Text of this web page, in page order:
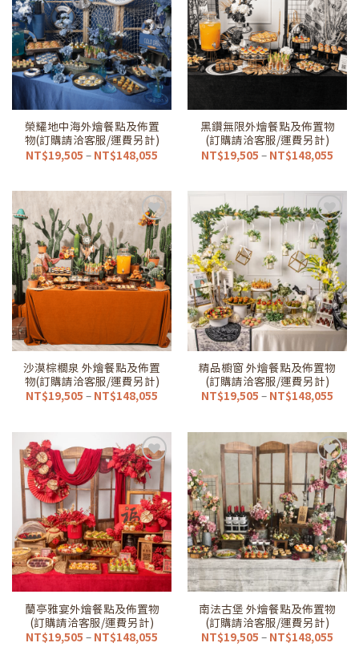
加到
我的
最愛
清單
榮耀地中海外燴餐點及佈置
物(訂購請洽客服/運費另計)
NT$19,505 – NT$148,055
NT$19,505
到
NT$148,055
加到
我的
最愛
清單
黑鑽無限外燴餐點及佈置物
(訂購請洽客服/運費另計)
NT$19,505 – NT$148,055
加到
我的
最愛
清單
沙漠棕櫚泉 外燴餐點及佈置
物(訂購請洽客服/運費另計)
NT$19,505 – NT$148,055
NT$19,505
到
NT$148,055
加到
我的
最愛
清單
精品櫥窗 外燴餐點及佈置物
(訂購請洽客服/運費另計)
NT$19,505 – NT$148,055
到
加到
我的
最愛
清單
蘭亭雅宴外燴餐點及佈置物
(訂購請洽客服/運費另計)
NT$19,505 – NT$148,055
加到
我的
最愛
清單
南法古堡 外燴餐點及佈置物
(訂購請洽客服/運費另計)
NT$19,505 – NT$148,055